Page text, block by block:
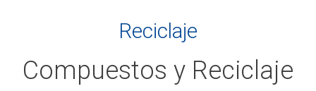
Reciclaje
Compuestos y Reciclaje